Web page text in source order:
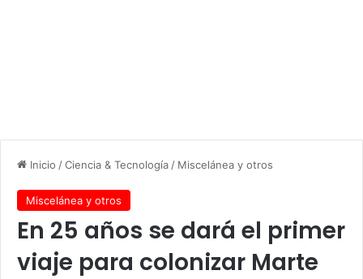
Inicio /Ciencia & Tecnología / Miscelánea y otros
Miscelánea y otros
En 25 años se dará el primer
viaje para colonizar Marte